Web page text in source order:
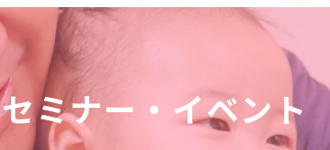
セミナー・イベント